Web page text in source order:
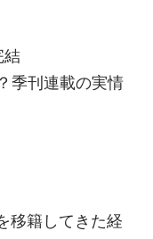
結
季刊連載の実情
移籍してきた経